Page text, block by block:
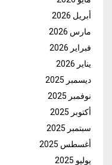
أبريل 2026
مارس 2026
فبراير 2026
يناير 2026
ديسمبر 2025
نوفمبر 2025
أكتوبر 2025
سبتمبر 2025
أغسطس 2025
يوليو 2025